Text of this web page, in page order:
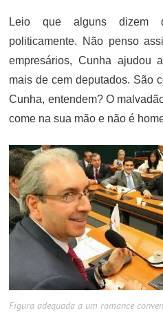
Leio que alguns dizem
politicamente. Não penso
empresários, Cunha ajudou
mais de cem deputados. São
Cunha, entendem? O
come na sua mão e não é
Figura adequada a um romance